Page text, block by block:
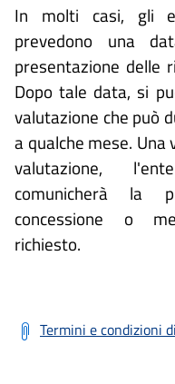
In molti casi, gli
prevedono una
presentazione delle
Dopo tale data, si
valutazione che può
a qualche mese.
valutazione,
comunicherà la
concessione o
richiesto.
Termini e condizioni